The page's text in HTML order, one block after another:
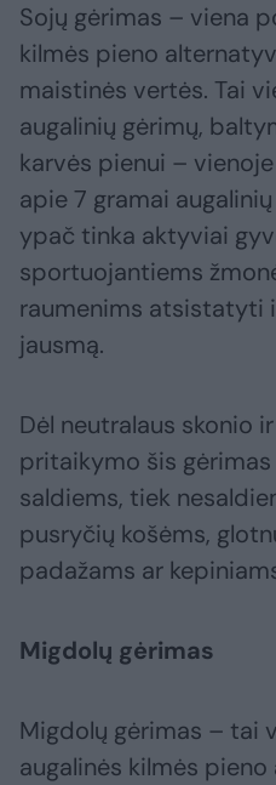
Sojų gėrimas – viena
kilmės pieno
maistinės vertės. Tai
augalinių gėrimų,
karvės pienui –
apie 7 gramai
ypač tinka aktyviai
sportuojantiems
raumenims atsistatyti
jausmą.
Dėl neutralaus skonio
pritaikymo šis
saldiems, tiek
pusryčių košėms,
padažams ar
Migdolų gėrimas
Migdolų gėrimas – tai
augalinės kilmės